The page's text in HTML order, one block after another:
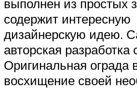
выполнен из простых
содержит интересную
дизайнерскую идею.
авторская разработка
Оригинальная ограда
восхищение своей